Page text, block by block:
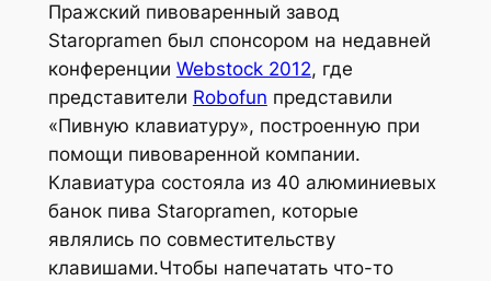
Пражский пивоваренный завод
Staropramen был спонсором на недавней
конференции Webstock 2012, где
представители Robofun представили
«Пивную клавиатуру», построенную при
помощи пивоваренной компании.
Клавиатура состояла из 40 алюминиевых
банок пива Staropramen, которые
являлись по совместительству
клавишами.Чтобы напечатать что-то